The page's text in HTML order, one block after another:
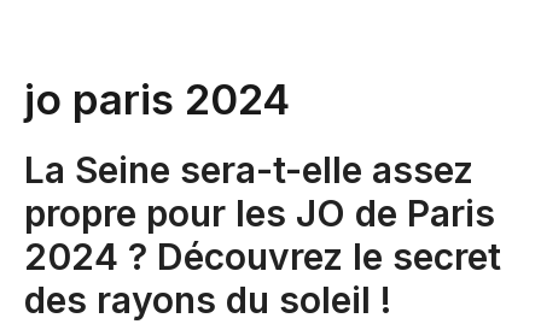
jo paris 2024
La Seine sera-t-elle assez
propre pour les JO de Paris
2024 ? Découvrez le secret
des rayons du soleil !